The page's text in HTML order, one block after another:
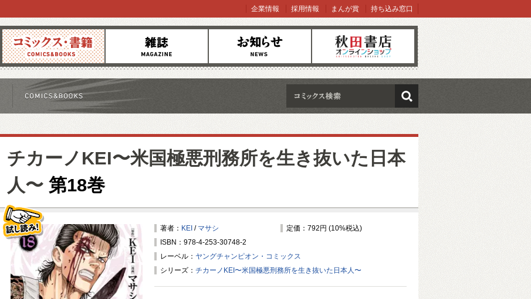
コミックス 雑誌 お知らせ オンラインショップ
企業情報 採用情報 まんが賞 持ち込み窓口
検索
チカーノKEI〜米国極悪刑務所を生き抜いた日本
人〜 第18巻
著者： KEI / マサシ
定価：792円 (10%税込)
ISBN：978-4-253-30748-2
レーベル： ヤングチャンピオン・コミックス
シリーズ： チカーノKEI〜米国極悪刑務所を生き抜いた日本人〜
試し読み！